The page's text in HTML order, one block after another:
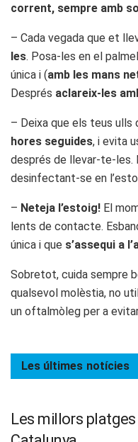
corrent, sempre amb
– Cada vegada que et
les. Posa-les en el
única i (amb les mans
Després aclareix-les
– Deixa que els teus ulls
hores seguides, i evita
després de llevar-te-les.
desinfectant-se en
– Neteja l’estoig! El
lents de contacte.
única i que s’assequi a
Sobretot, cuida sempre
qualsevol molèstia, no
un oftalmòleg per a
Les últimes notícies
Les millors